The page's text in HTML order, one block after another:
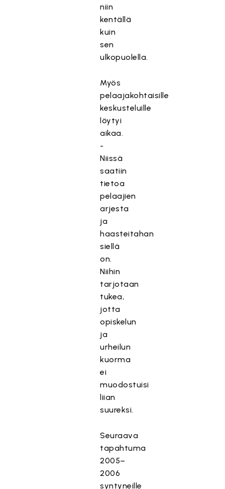
niin
kentällä
kuin
sen
ulkopuolella.
Myös
pelaajakohtaisille
keskusteluille
löytyi
aikaa.
-
Niissä
saatiin
tietoa
pelaajien
arjesta
ja
haasteitahan
siellä
on.
Niihin
tarjotaan
tukea,
jotta
opiskelun
ja
urheilun
kuorma
ei
muodostuisi
liian
suureksi.
Seuraava
tapahtuma
2005–
2006
syntyneille